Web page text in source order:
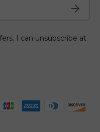
Suscribir
I can unsubscribe at